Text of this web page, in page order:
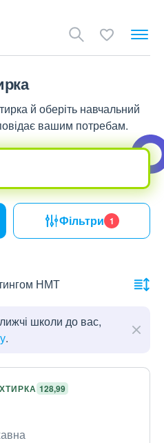
й оберіть навчальний
вашим потребам.
Фільтри 1
НМТ
школи до вас,
.
128,99